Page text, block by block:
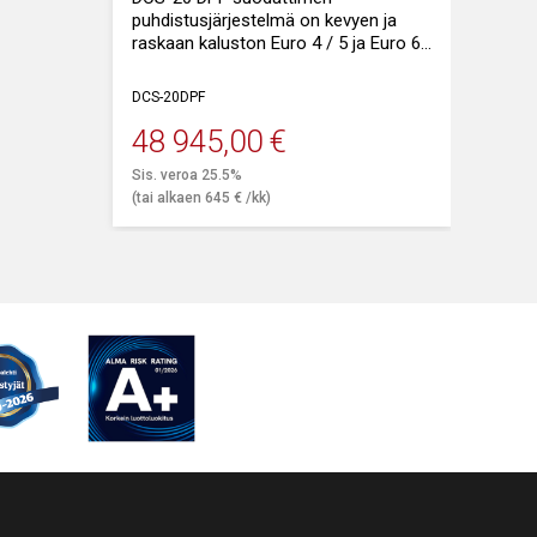
puhdistusjärjestelmä on kevyen ja
raskaan kaluston Euro 4 / 5 ja Euro 6
pesulaite.
Irralliset ja tukkeutuneet suodattimet
voidaan puhdistaa tehokkaasti ja
nopeasti.
DCS-20DPF
48 945,00 €
Sis. veroa 25.5%
(tai alkaen 645 € /kk)